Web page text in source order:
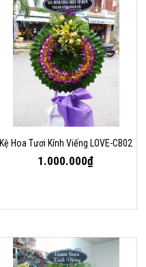
Kệ Hoa Tươi Kính Viếng LOVE-CB02
1.000.000₫